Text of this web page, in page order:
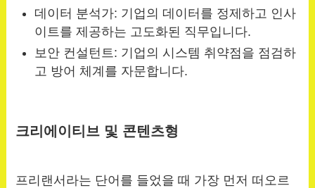
데이터 분석가: 기업의 데이터를 정제하고 인사
이트를 제공하는 고도화된 직무입니다.
보안 컨설턴트: 기업의 시스템 취약점을 점검하
고 방어 체계를 자문합니다.
크리에이티브 및 콘텐츠형
프리랜서라는 단어를 들었을 때 가장 먼저 떠오르